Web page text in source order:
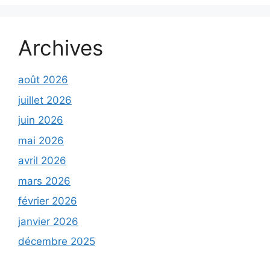
Archives
août 2026
juillet 2026
juin 2026
mai 2026
avril 2026
mars 2026
février 2026
janvier 2026
décembre 2025